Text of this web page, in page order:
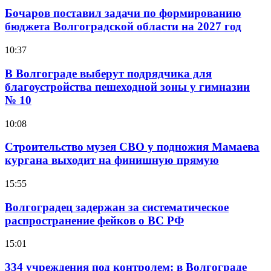
Бочаров поставил задачи по формированию
бюджета Волгоградской области на 2027 год
10:37
В Волгограде выберут подрядчика для
благоустройства пешеходной зоны у гимназии
№ 10
10:08
Строительство музея СВО у подножия Мамаева
кургана выходит на финишную прямую
15:55
Волгоградец задержан за систематическое
распространение фейков о ВС РФ
15:01
334 учреждения под контролем: в Волгограде